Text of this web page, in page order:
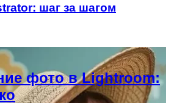
шаг за шагом
фото в Lightroom: